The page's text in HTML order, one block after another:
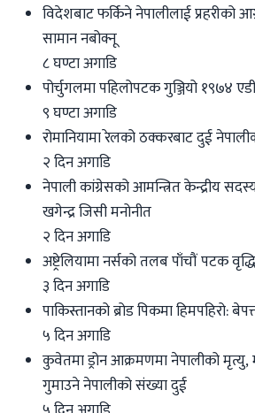
विदेशबाट फर्किने नेपालीलाई प्रहरीको
सामान नबोक्नू
८ घण्टा अगाडि
पोर्चुगलमा पहिलोपटक गुञ्जियो १९७४ एडी
९ घण्टा अगाडि
रोमानियामा रेलको ठक्करबाट दुई
२ दिन अगाडि
नेपाली कांग्रेसको आमन्त्रित केन्द्रीय
खगेन्द्र जिसी मनोनीत
२ दिन अगाडि
अष्ट्रेलियामा नर्सको तलब पाँचौं पटक वृद्धि
३ दिन अगाडि
पाकिस्तानको ब्रोड पिकमा हिमपहिरो:
५ दिन अगाडि
कुवेतमा ड्रोन आक्रमणमा नेपालीको मृत्यु,
गुमाउने नेपालीको संख्या दुई